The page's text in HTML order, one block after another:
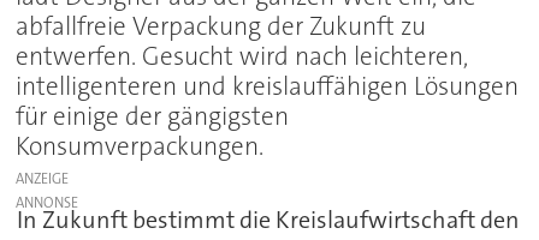
abfallfreie Verpackung der Zukunft zu
entwerfen. Gesucht wird nach leichteren,
intelligenteren und kreislauffähigen Lösungen
für einige der gängigsten
Konsumverpackungen.
ANZEIGE
In Zukunft bestimmt die Kreislaufwirtschaft den